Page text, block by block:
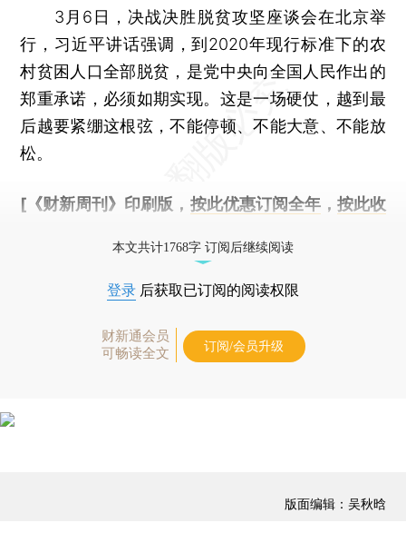
3月6日，决战决胜脱贫攻坚座谈会在北京举
行，习近平讲话强调，到2020年现行标准下的农
村贫困人口全部脱贫，是党中央向全国人民作出的
郑重承诺，必须如期实现。这是一场硬仗，越到最
后越要紧绷这根弦，不能停顿、不能大意、不能放
松。
[《财新周刊》印刷版， 按此优惠订阅全年， 按此收
本文共计1768字 订阅后继续阅读
登录 后获取已订阅的阅读权限
财新通会员
可畅读全文
订阅/会员升级
版面编辑：吴秋晗